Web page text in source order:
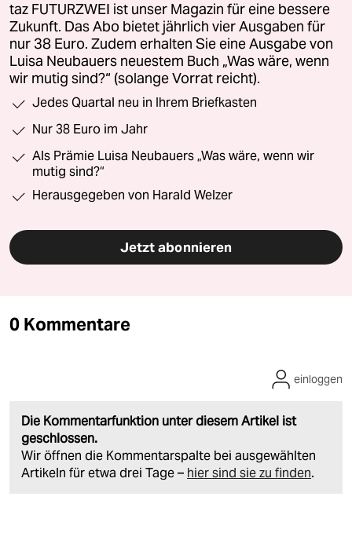
taz FUTURZWEI ist unser Magazin für eine bessere
Zukunft. Das Abo bietet jährlich vier Ausgaben für
nur 38 Euro. Zudem erhalten Sie eine Ausgabe von
Luisa Neubauers neuestem Buch „Was wäre, wenn
wir mutig sind?“ (solange Vorrat reicht).
Jedes Quartal neu in Ihrem Briefkasten
Nur 38 Euro im Jahr
Als Prämie Luisa Neubauers „Was wäre, wenn wir
mutig sind?“
Herausgegeben von Harald Welzer
Jetzt abonnieren
0 Kommentare
Die Kommentarfunktion unter diesem Artikel ist
geschlossen.
Wir öffnen die Kommentarspalte bei ausgewählten
Artikeln für etwa drei Tage – hier sind sie zu finden.
einloggen